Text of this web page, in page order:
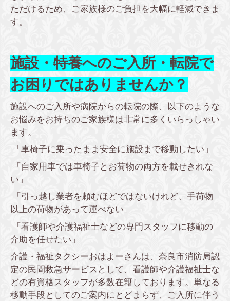
ただけるため、ご家族様のご負担を大幅に軽減できま
す。
施設・特養へのご入所・転院で
お困りではありませんか？
施設へのご入所や病院からの転院の際、以下のような
お悩みをお持ちのご家族様は非常に多くいらっしゃい
ます。
「車椅子に乗ったまま安全に施設まで移動したい」
「自家用車では車椅子とお荷物の両方を載せきれな
い」
「引っ越し業者を頼むほどではないけれど、手荷物
以上の荷物があって運べない」
「看護師や介護福祉士などの専門スタッフに移動の
介助を任せたい」
介護・福祉タクシーおはよーさんは、奈良市消防局認
定の民間救急サービスとして、看護師や介護福祉士な
どの有資格スタッフが多数在籍しております。単なる
移動手段としてのご案内にとどまらず、ご入所に伴う